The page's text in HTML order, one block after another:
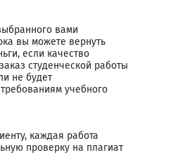
вами
вы можете вернуть
если качество
студенческой работы
не будет
требованиям учебного
каждая работа
проверку на плагиат